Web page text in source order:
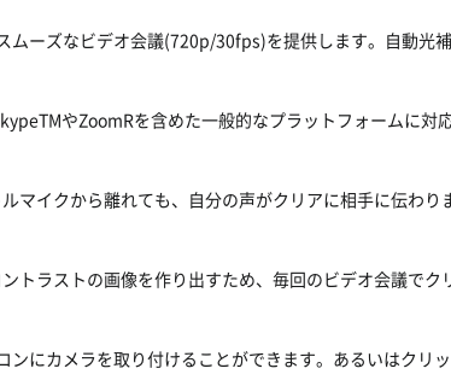
ーズなビデオ会議(720p/30fps)を提供します。自動光
やZoomRを含めた一般的なプラットフォームに対応
イクから離れても、自分の声がクリアに相手に伝わり
ラストの画像を作り出すため、毎回のビデオ会議でク
にカメラを取り付けることができます。あるいはクリ